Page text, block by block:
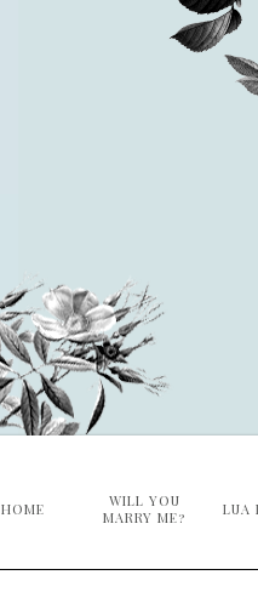
HOME
WILL YOU
MARRY ME?
LUA